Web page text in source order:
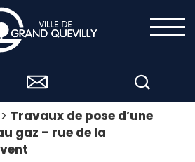
> Travaux de pose d’une
gaz – rue de la